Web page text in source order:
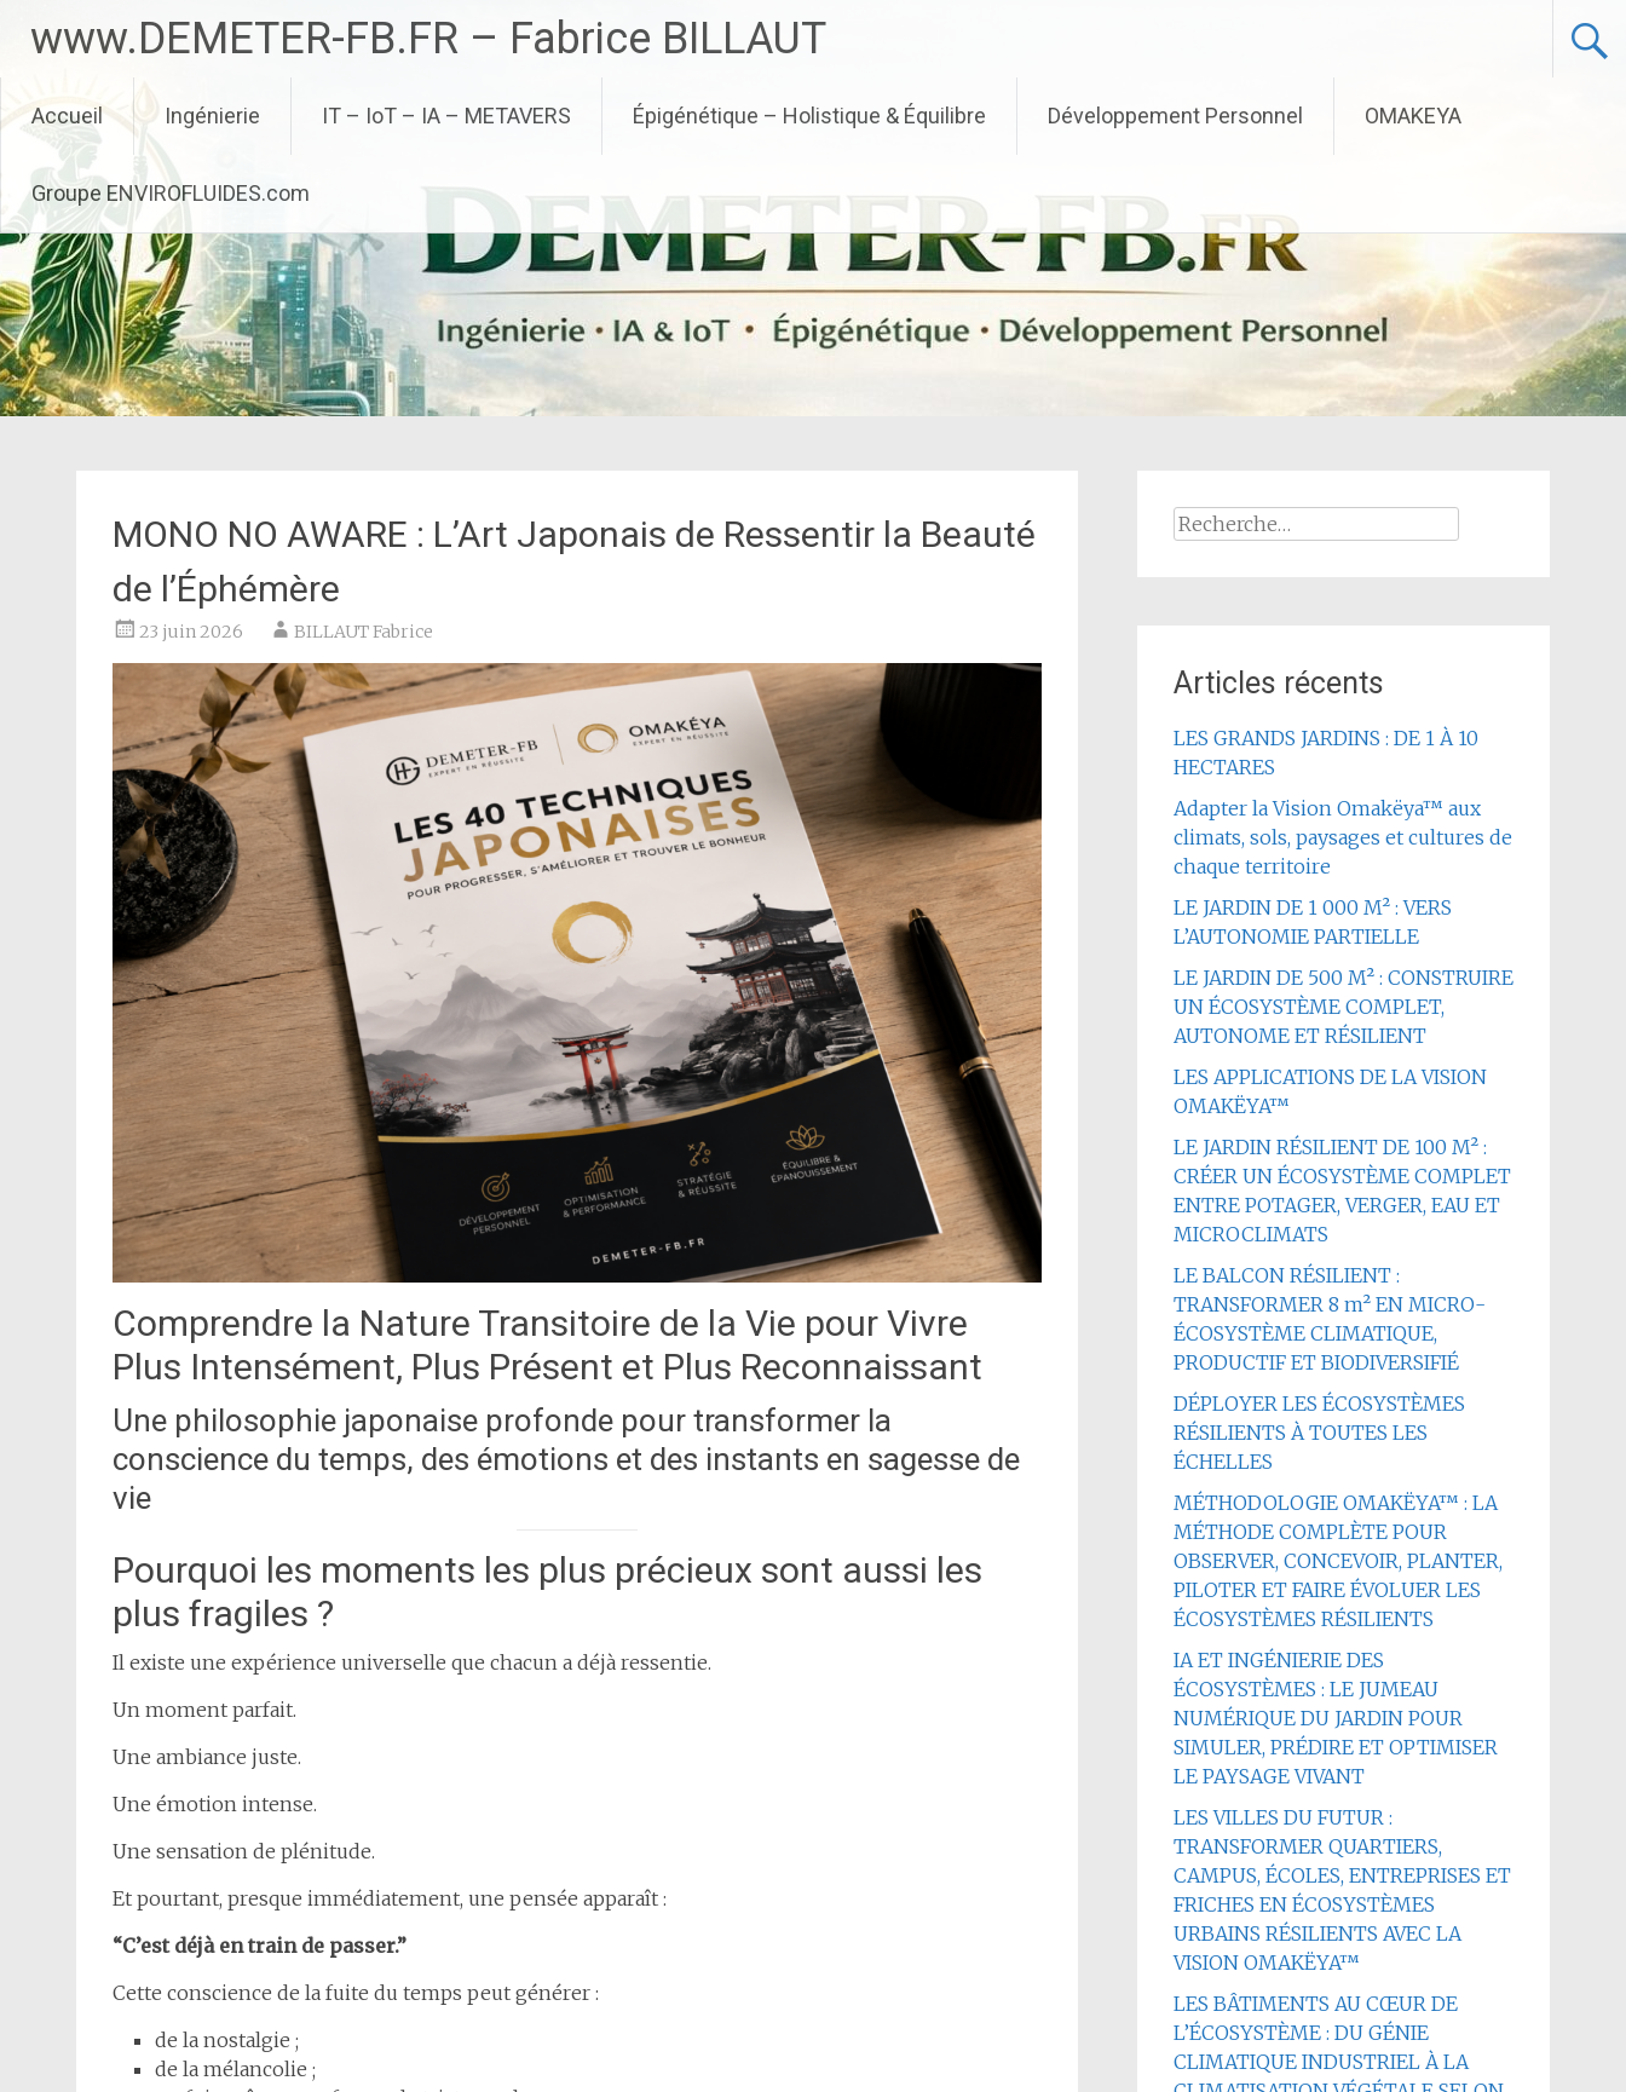
contenu
www.DEMETER-FB.FR – Fabrice BILLAUT
Accueil Ingénierie IT – IoT – IA – METAVERS Épigénétique – Holistique & Équilibre Développement Personnel OMAKEYA
Groupe ENVIROFLUIDES.com
MONO NO AWARE : L’Art Japonais de Ressentir la Beauté
de l’Éphémère
23 juin 2026 BILLAUT Fabrice
Comprendre la Nature Transitoire de la Vie pour Vivre
Plus Intensément, Plus Présent et Plus Reconnaissant
Une philosophie japonaise profonde pour transformer la
conscience du temps, des émotions et des instants en sagesse de
vie
Pourquoi les moments les plus précieux sont aussi les
plus fragiles ?
Il existe une expérience universelle que chacun a déjà ressentie.
Un moment parfait.
Une ambiance juste.
Une émotion intense.
Une sensation de plénitude.
Et pourtant, presque immédiatement, une pensée apparaît :
“C’est déjà en train de passer.”
Cette conscience de la fuite du temps peut générer :
de la nostalgie ;
de la mélancolie ;
Rechercher :
Articles récents
LES GRANDS JARDINS : DE 1 À 10
HECTARES
Adapter la Vision Omakëya™ aux
climats, sols, paysages et cultures de
chaque territoire
LE JARDIN DE 1 000 M² : VERS
L’AUTONOMIE PARTIELLE
LE JARDIN DE 500 M² : CONSTRUIRE
UN ÉCOSYSTÈME COMPLET,
AUTONOME ET RÉSILIENT
LES APPLICATIONS DE LA VISION
OMAKËYA™
LE JARDIN RÉSILIENT DE 100 M² :
CRÉER UN ÉCOSYSTÈME COMPLET
ENTRE POTAGER, VERGER, EAU ET
MICROCLIMATS
LE BALCON RÉSILIENT :
TRANSFORMER 8 m² EN MICRO-
ÉCOSYSTÈME CLIMATIQUE,
PRODUCTIF ET BIODIVERSIFIÉ
DÉPLOYER LES ÉCOSYSTÈMES
RÉSILIENTS À TOUTES LES
ÉCHELLES
MÉTHODOLOGIE OMAKËYA™ : LA
MÉTHODE COMPLÈTE POUR
OBSERVER, CONCEVOIR, PLANTER,
PILOTER ET FAIRE ÉVOLUER LES
ÉCOSYSTÈMES RÉSILIENTS
IA ET INGÉNIERIE DES
ÉCOSYSTÈMES : LE JUMEAU
NUMÉRIQUE DU JARDIN POUR
SIMULER, PRÉDIRE ET OPTIMISER
LE PAYSAGE VIVANT
LES VILLES DU FUTUR :
TRANSFORMER QUARTIERS,
CAMPUS, ÉCOLES, ENTREPRISES ET
FRICHES EN ÉCOSYSTÈMES
URBAINS RÉSILIENTS AVEC LA
VISION OMAKËYA™
LES BÂTIMENTS AU CŒUR DE
L’ÉCOSYSTÈME : DU GÉNIE
CLIMATIQUE INDUSTRIEL À LA